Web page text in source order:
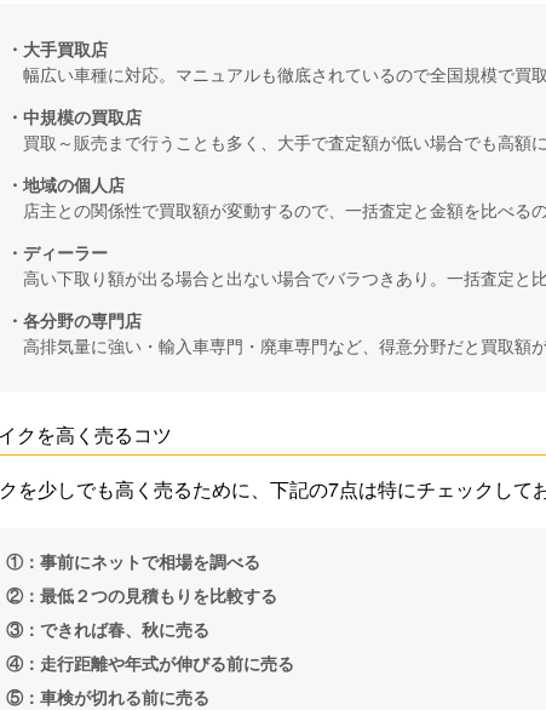
・大手買取店
幅広い車種に対応。マニュアルも徹底されているので全国規模で買取
・中規模の買取店
買取～販売まで行うことも多く、大手で査定額が低い場合でも高額に
・地域の個人店
店主との関係性で買取額が変動するので、一括査定と金額を比べるの
・ディーラー
高い下取り額が出る場合と出ない場合でバラつきあり。一括査定と比
・各分野の専門店
高排気量に強い・輸入車専門・廃車専門など、得意分野だと買取額が
クを高く売るコツ
を少しでも高く売るために、下記の7点は特にチェックして
①：事前にネットで相場を調べる
②：最低２つの見積もりを比較する
③：できれば春、秋に売る
④：走行距離や年式が伸びる前に売る
⑤：車検が切れる前に売る